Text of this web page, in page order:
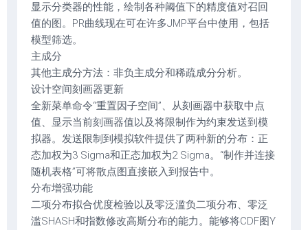
显示分类器的性能，绘制各种阈值下的精度值对召回
值的图。PR曲线现在可在许多JMP平台中使用，包括
模型筛选。
主成分
其他主成分方法：非负主成分和稀疏成分分析。
设计空间刻画器更新
全新菜单命令“重置因子空间”、从刻画器中获取中点
值、显示当前刻画器值以及将限制作为约束发送到模
拟器。发送限制到模拟软件提供了两种新的分布：正
态加权为3 Sigma和正态加权为2 Sigma。“制作并连接
随机表格”可将散点图直接嵌入到报告中。
分布增强功能
二项分布拟合优度检验以及零泛滥负二项分布、零泛
滥SHASH和指数修改高斯分布的能力。能够将CDF图Y